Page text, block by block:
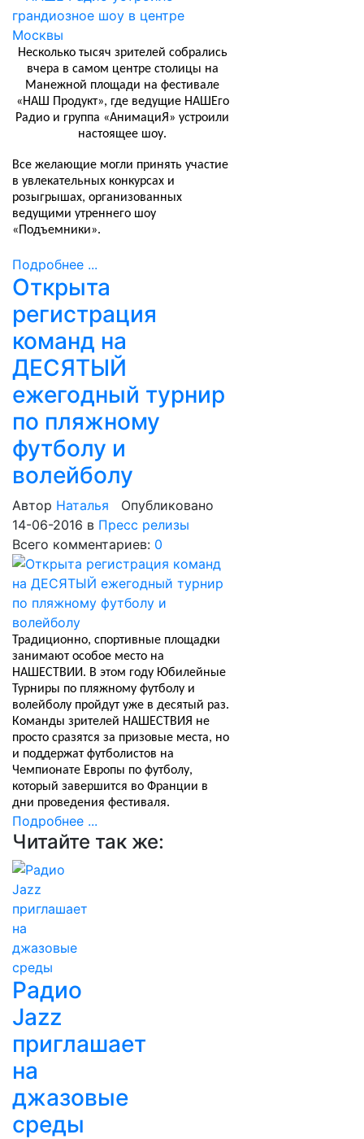
Несколько тысяч зрителей собрались
вчера в самом центре столицы на
Манежной площади на фестивале
«НАШ Продукт», где ведущие НАШЕго
Радио и группа «АнимациЯ» устроили
настоящее шоу.
Все желающие могли принять участие
в увлекательных конкурсах и
розыгрышах, организованных
ведущими утреннего шоу
«Подъемники».
Подробнее ...
Открыта
регистрация
команд на
ДЕСЯТЫЙ
ежегодный турнир
по пляжному
футболу и
волейболу
Автор Наталья
Опубликовано
14-06-2016 в Пресс релизы
Всего комментариев: 0
Традиционно, спортивные площадки
занимают особое место на
НАШЕСТВИИ. В этом году Юбилейные
Турниры по пляжному футболу и
волейболу пройдут уже в десятый раз.
Команды зрителей НАШЕСТВИЯ не
просто сразятся за призовые места, но
и поддержат футболистов на
Чемпионате Европы по футболу,
который завершится во Франции в
дни проведения фестиваля.
Подробнее ...
Читайте так же:
Радио
Jazz
приглашает
на
джазовые
среды